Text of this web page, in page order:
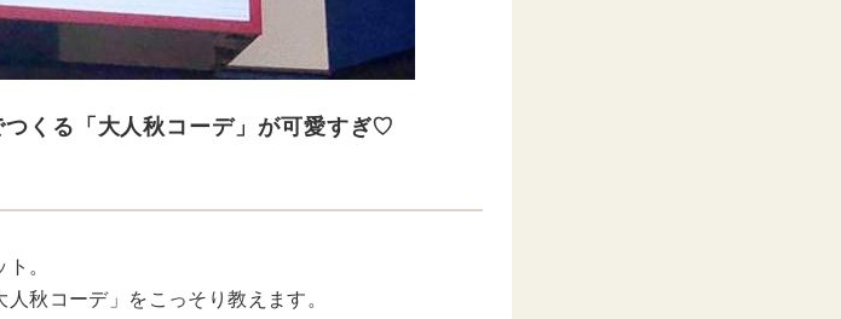
くる「大人秋コーデ」が可愛すぎ♡
。
秋コーデ」をこっそり教えます。